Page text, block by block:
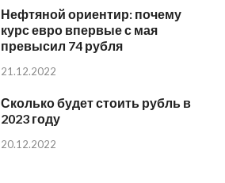
Нефтяной ориентир: почему
курс евро впервые с мая
превысил 74 рубля
21.12.2022
Сколько будет стоить рубль в
2023 году
20.12.2022